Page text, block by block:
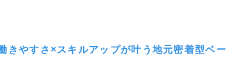
きやすさ×スキルアップが叶う地元密着型ベ